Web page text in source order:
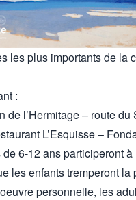
les plus importants de
:
de l’Hermitage – route
L’Esquisse –
6-12 ans participeront
les enfants tremperont
personnelle, les